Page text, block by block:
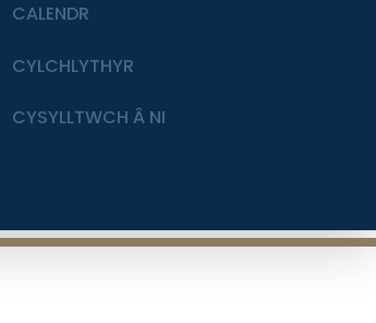
CALENDR
CYLCHLYTHYR
CYSYLLTWCH Â NI